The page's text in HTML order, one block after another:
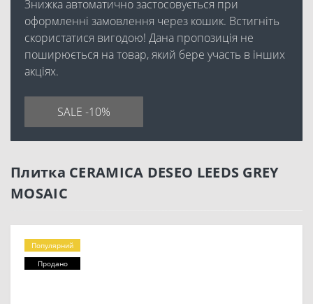
Знижка автоматично застосовується при
оформленні замовлення через кошик. Встигніть
скористатися вигодою! Дана пропозиція не
поширюється на товар, який бере участь в інших
акціях.
SALE -10%
Плитка CERAMICA DESEO LEEDS GREY
MOSAIC
Популярний
Продано